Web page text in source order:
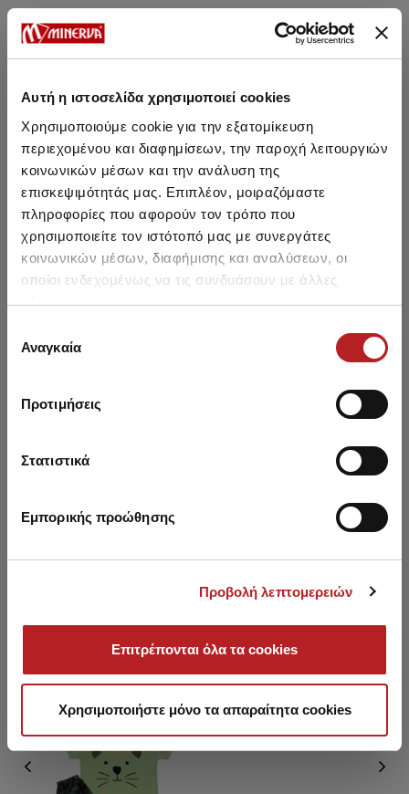
Αυτή η ιστοσελίδα χρησιμοποιεί cookies
Χρησιμοποιούμε cookie για την εξατομίκευση
περιεχομένου και διαφημίσεων, την παροχή λειτουργιών
κοινωνικών μέσων και την ανάλυση της
επισκεψιμότητάς μας. Επιπλέον, μοιραζόμαστε
πληροφορίες που αφορούν τον τρόπο που
χρησιμοποιείτε τον ιστότοπό μας με συνεργάτες
κοινωνικών μέσων, διαφήμισης και αναλύσεων, οι
οποίοι ενδεχομένως να τις συνδυάσουν με άλλες
πληροφορίες που τους έχετε παραχωρήσει ή τις οποίες
των υπηρεσιών τους.
συγκατάθεσης
Αναγκαία
Προτιμήσεις
Στατιστικά
Εμπορικής προώθησης
Προβολή λεπτομερειών
Επιτρέπονται όλα τα cookies
Χρησιμοποιήστε μόνο τα απαραίτητα cookies
SIZE GUIDE
CARE TIPS
You may also like
HOT OFFER
Into the Wild Shortsleeve
You saw recently